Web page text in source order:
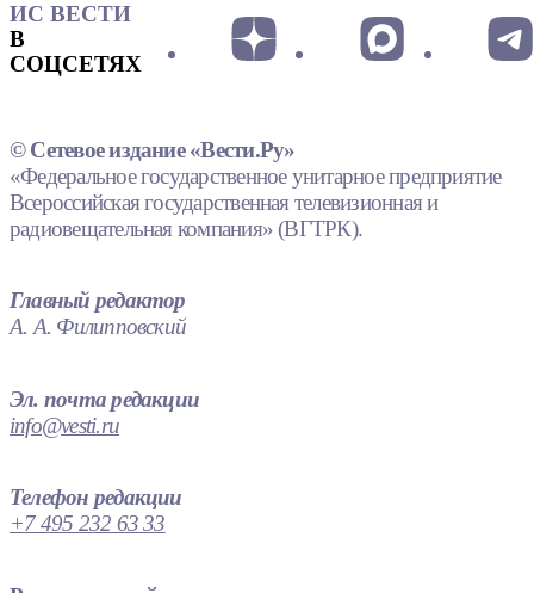
ИС ВЕСТИ
В
СОЦСЕТЯХ
© Сетевое издание «Вести.Ру»
«Федеральное государственное унитарное предприятие
Всероссийская государственная телевизионная и
радиовещательная компания» (ВГТРК).
Главный редактор
А. А. Филипповский
Эл. почта редакции
info@vesti.ru
Телефон редакции
+7 495 232 63 33